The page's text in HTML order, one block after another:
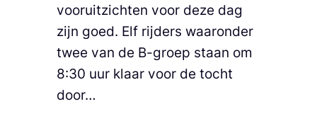
vooruitzichten voor deze dag
zijn goed. Elf rijders waaronder
twee van de B-groep staan om
8:30 uur klaar voor de tocht
door…